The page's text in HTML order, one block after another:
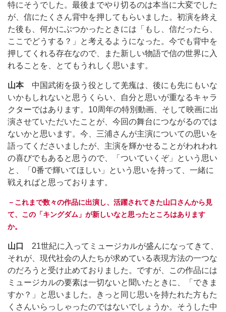
特にそうでした。最後までやり切るのは本当に大変でした
が、信にたくさん背中を押してもらいました。初演を終え
た後も、何かにぶつかったときには「もし、信だったら、
ここでどうする？」と考えるようになった。今でも背中を
押してくれる存在なので、また新しい物語で信の世界に入
れることを、とてもうれしく思います。
山本中国武術を扱う役として羌瘣は、後にも先にもいな
いかもしれないと思うくらい、自分と思いが重なるキャラ
クターではあります。10周年の特別動画、そして映画に出
演させていただいたことが、今回の舞台につながるのでは
ないかと思います。今、三浦さんが主演についての思いを
語ってくださいましたが、主演を輝かせることがわれわれ
の喜びでもあると思うので、「ついていくぞ」という思い
と、「0番で輝いてほしい」という思いを持って、一緒に
戦えればと思っております。
－これまで数々の作品に出演し、活躍されてきた山口さんから見
て、この「キングダム」が新しいなと思ったところはあります
か。
山口
21世紀に入ってミュージカルが盛んになってきて、
それが、現代社会の人たちが求めている表現方法の一つな
のだろうと受け止めておりました。ですが、この作品には
ミュージカルの要素は一切ないと聞いたときに、「できま
すか？」と思いました。きっと同じ思いを持たれた方もた
くさんいらっしゃったのではないでしょうか。そうした中